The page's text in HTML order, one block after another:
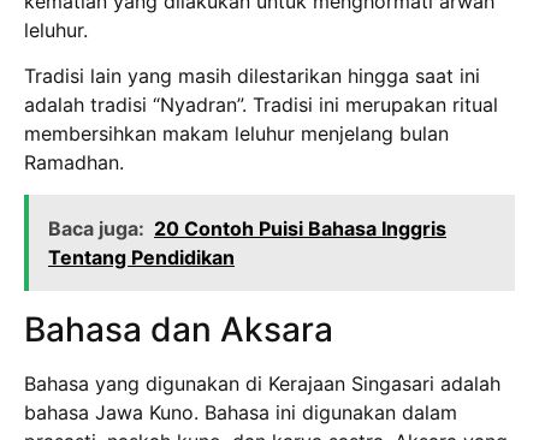
leluhur.
Tradisi lain yang masih dilestarikan hingga saat ini
adalah tradisi “Nyadran”. Tradisi ini merupakan ritual
membersihkan makam leluhur menjelang bulan
Ramadhan.
Baca juga: 20 Contoh Puisi Bahasa Inggris
Tentang Pendidikan
Bahasa dan Aksara
Bahasa yang digunakan di Kerajaan Singasari adalah
bahasa Jawa Kuno. Bahasa ini digunakan dalam